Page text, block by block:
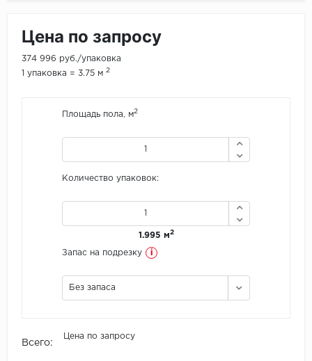
IVC Group
Juteks
Цена по запросу
374 996 руб./упаковка
1 упаковка = 3.75 м 2
Площадь пола, м2
Количество упаковок:
1.995 м 2
Запас на подрезку i
Без запаса
Всего:
Цена по запросу